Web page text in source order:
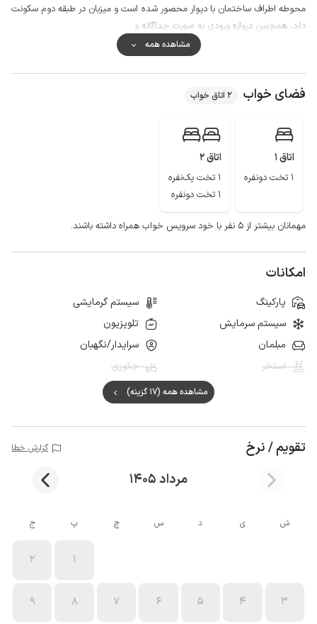
محوطه اطراف ساختمان با دیوار محصور شده است و میزبان در طبقه دوم سکونت
دارد، همچنین دروازه ورودی به صورت جداگانه و
حیاط به صورت مشترک با میزبان استفاده می شود..
به منظور تهیه مایحتاج روزانه، دسترسی به سوپرمارکت و نانوایی با پیمودن مسافتی
در حدود 500 متر ممکن است.
کیفیت آنتن دهی اپراتورهای ایرانسل و همراه اول در مکالمه خوب و پوشش شبکه
مشاهده همه
فضای خواب 2 اتاق خواب
اتاق 1
1 تخت دونفره
اتاق 2
1 تخت یک‌نفره
1 تخت دونفره
مهمانان بیشتر از ۵ نفر با خود سرویس خواب همراه داشته باشند.
امکانات
پارکینگ
سیستم گرمایشی
سیستم سرمایش
تلویزیون
مبلمان
سرایدار/نگهبان
استخر
جکوزی
مشاهده همه (17 گزینه)
تقویم / نرخ گزارش خطا
مرداد 1405
ش ی د س چ پ ج
1
2
3
4
5
6
7
8
9